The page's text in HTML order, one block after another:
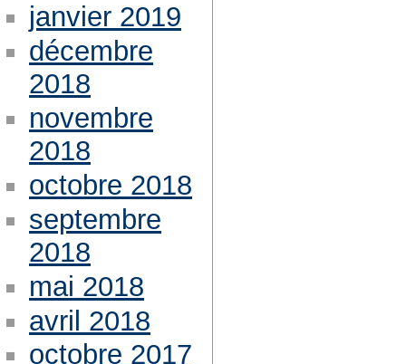
janvier 2019
décembre
2018
novembre
2018
octobre 2018
septembre
2018
mai 2018
avril 2018
octobre 2017